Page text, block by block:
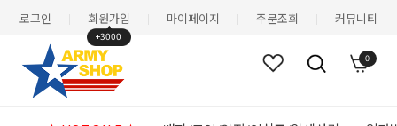
로그인 회원가입
+3000
마이페이지 주문조회 커뮤니티
0